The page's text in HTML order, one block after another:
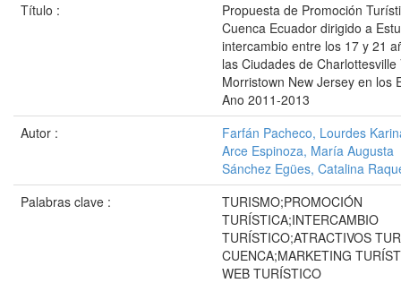
Título :
Propuesta de Promoción
Cuenca Ecuador dirigido a
intercambio entre los 17 y 21
las Ciudades de Charlottesville
Morristown New Jersey en los
Ano 2011-2013
Autor :
Farfán Pacheco, Lourdes
Arce Espinoza, María Augusta
Sánchez Egües, Catalina
Palabras clave :
TURISMO;PROMOCIÓN
TURÍSTICA;INTERCAMBIO
TURÍSTICO;ATRACTIVOS
CUENCA;MARKETING
WEB TURÍSTICO